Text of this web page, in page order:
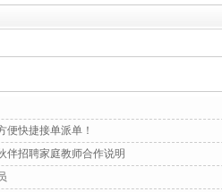
快捷接单派单！
招聘家庭教师合作说明